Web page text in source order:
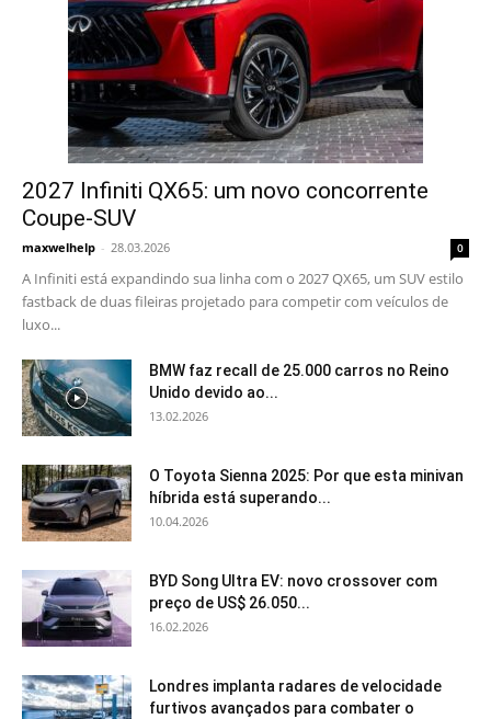
2027 Infiniti QX65: um novo concorrente
Coupe-SUV
maxwelhelp - 28.03.2026 0
A Infiniti está expandindo sua linha com o 2027 QX65, um SUV estilo
fastback de duas fileiras projetado para competir com veículos de
luxo...
BMW faz recall de 25.000 carros no Reino
Unido devido ao...
13.02.2026
O Toyota Sienna 2025: Por que esta minivan
híbrida está superando...
10.04.2026
BYD Song Ultra EV: novo crossover com
preço de US$ 26.050...
16.02.2026
Londres implanta radares de velocidade
furtivos avançados para combater o